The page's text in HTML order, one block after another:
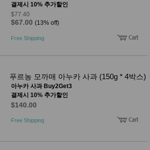
결제시 10% 추가할인
$77.40
$67.00 (13% off)
Free Shipping
푸르농 모까매 아누카 사과 (150g * 4박스)
아누카 사과 Buy2Get3
결제시 10% 추가할인
$140.00
Free Shipping